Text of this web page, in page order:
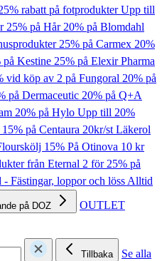
rabatt på fotprodukterUpp till
25% på Hår20% på Blomdahl
25% på Carmex 20%
på Kestine 25% på Elexir Pharma
vid köp av 2 på Fungoral 20% på
på Dermaceutic 20% på Q+A
20% på Hylo Upp till 20%
15% på Centaura 20kr/st Läkerol
15% På Otinova 10 kr
från Eternal 2 för 25% på
Fästingar, loppor och lössAlltid
på DOZ OUTLET
Tillbaka
Se alla